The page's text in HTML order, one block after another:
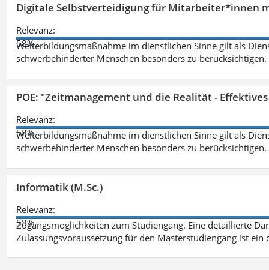
Digitale Selbstverteidigung für Mitarbeiter*innen
Relevanz:
58%
Weiterbildungsmaßnahme im dienstlichen Sinne gilt als
schwerbehinderter Menschen besonders zu berücksichtigen.
POE: "Zeitmanagement und die Realität -
Relevanz:
58%
Weiterbildungsmaßnahme im dienstlichen Sinne gilt als
schwerbehinderter Menschen besonders zu berücksichtigen.
Informatik (M.Sc.)
Relevanz:
58%
Zugangsmöglichkeiten zum Studiengang. Eine detaillierte
Zulassungsvoraussetzung für den Masterstudiengang ist